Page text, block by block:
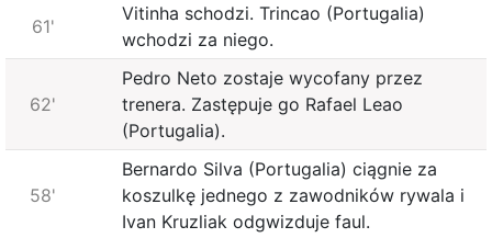
61'
Vitinha schodzi. Trincao (Portugalia)
wchodzi za niego.
62'
Pedro Neto zostaje wycofany przez
trenera. Zastępuje go Rafael Leao
(Portugalia).
58'
Bernardo Silva (Portugalia) ciągnie za
koszulkę jednego z zawodników rywala i
Ivan Kruzliak odgwizduje faul.